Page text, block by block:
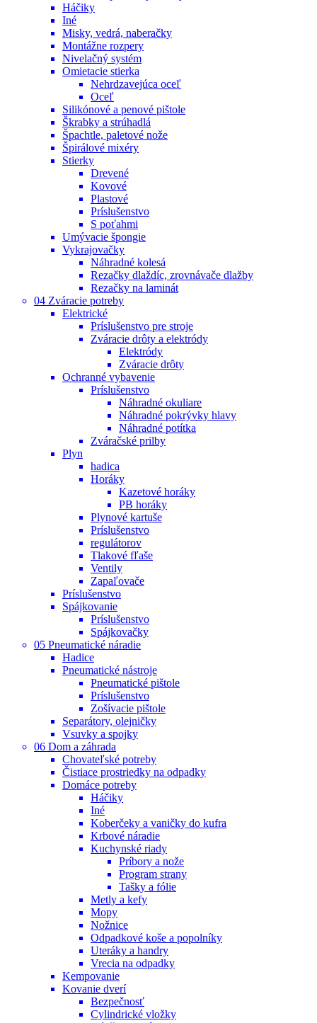
Háčiky
Iné
Misky, vedrá, naberačky
Montážne rozpery
Nivelačný systém
Omietacie stierka
Nehrdzavejúca oceľ
Oceľ
Silikónové a penové pištole
Škrabky a strúhadlá
Špachtle, paletové nože
Špirálové mixéry
Stierky
Drevené
Kovové
Plastové
Príslušenstvo
S poťahmi
Umývacie špongie
Vykrajovačky
Náhradné kolesá
Rezačky dlaždíc, zrovnávače dlažby
Rezačky na laminát
04 Zváracie potreby
Elektrické
Príslušenstvo pre stroje
Zváracie drôty a elektródy
Elektródy
Zváracie drôty
Ochranné vybavenie
Príslušenstvo
Náhradné okuliare
Náhradné pokrývky hlavy
Náhradné potítka
Zváračské prilby
Plyn
hadica
Horáky
Kazetové horáky
PB horáky
Plynové kartuše
Príslušenstvo
regulátorov
Tlakové fľaše
Ventily
Zapaľovače
Príslušenstvo
Spájkovanie
Príslušenstvo
Spájkovačky
05 Pneumatické náradie
Hadice
Pneumatické nástroje
Pneumatické pištole
Príslušenstvo
Zošívacie pištole
Separátory, olejničky
Vsuvky a spojky
06 Dom a záhrada
Chovateľské potreby
Čistiace prostriedky na odpadky
Domáce potreby
Háčiky
Iné
Koberčeky a vaničky do kufra
Krbové náradie
Kuchynské riady
Príbory a nože
Program strany
Tašky a fólie
Metly a kefy
Mopy
Nožnice
Odpadkové koše a popolníky
Uteráky a handry
Vrecia na odpadky
Kempovanie
Kovanie dverí
Bezpečnosť
Cylindrické vložky